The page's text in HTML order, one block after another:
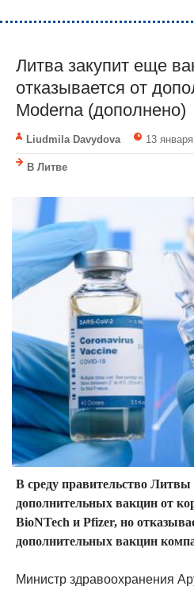
Литва закупит еще
отказывается от
Moderna (дополнено)
Liudmila Davydova 13
В Литве
В среду правительство Литвы
дополнительных вакцин от
BioNTech и Pfizer, но
дополнительных вакцин
Министр здравоохранения